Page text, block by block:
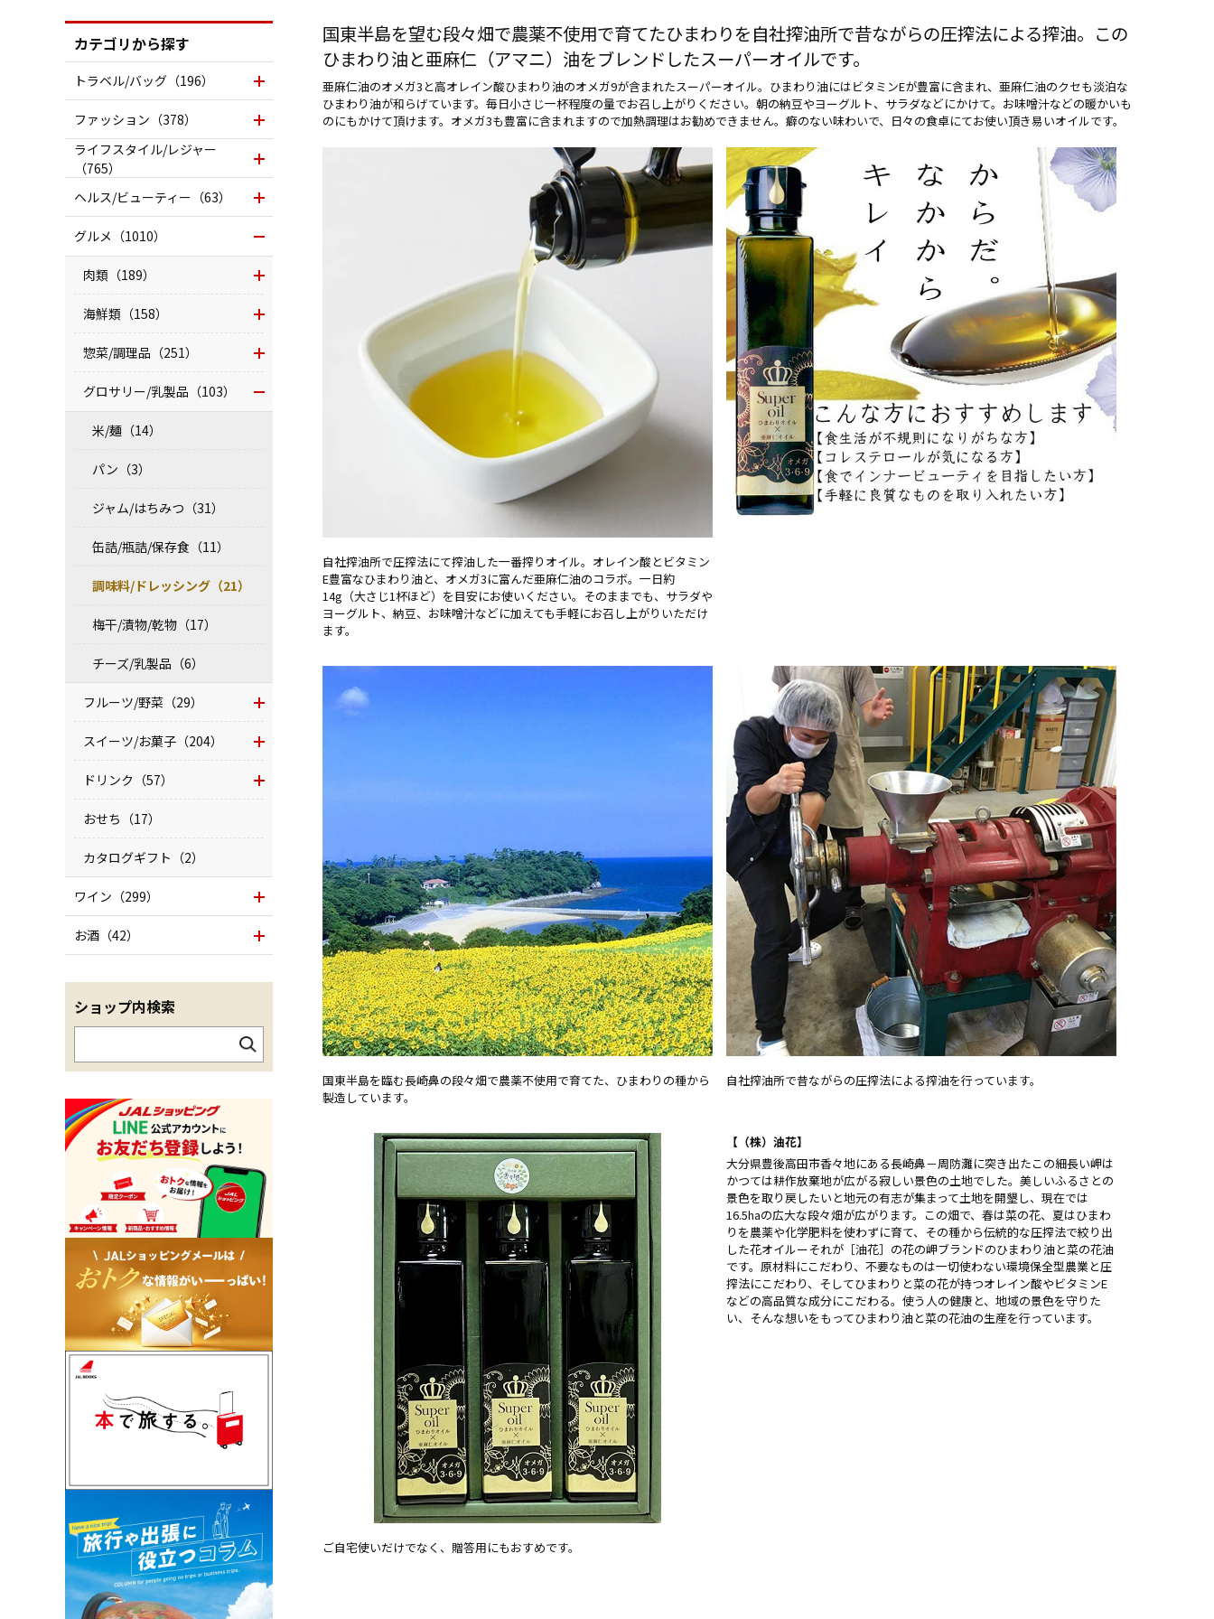
国東半島を望む段々畑で農薬不使用で育てたひまわりを自社搾油所で昔ながらの圧搾法による搾油。この
ひまわり油と亜麻仁（アマニ）油をブレンドしたスーパーオイルです。
亜麻仁油のオメガ3と高オレイン酸ひまわり油のオメガ9が含まれたスーパーオイル。ひまわり油にはビタミンEが豊富に含まれ、亜麻仁油のクセも淡泊な
ひまわり油が和らげています。毎日小さじ一杯程度の量でお召し上がりください。朝の納豆やヨーグルト、サラダなどにかけて。お味噌汁などの暖かいも
のにもかけて頂けます。オメガ3も豊富に含まれますので加熱調理はお勧めできません。癖のない味わいで、日々の食卓にてお使い頂き易いオイルです。
自社搾油所で圧搾法にて搾油した一番搾りオイル。オレイン酸とビタミン
E豊富なひまわり油と、オメガ3に富んだ亜麻仁油のコラボ。一日約
14g（大さじ1杯ほど）を目安にお使いください。そのままでも、サラダや
ヨーグルト、納豆、お味噌汁などに加えても手軽にお召し上がりいただけ
ます。
国東半島を臨む長崎鼻の段々畑で農薬不使用で育てた、ひまわりの種から
製造しています。
自社搾油所で昔ながらの圧搾法による搾油を行っています。
ご自宅使いだけでなく、贈答用にもおすめです。
【（株）油花】
大分県豊後高田市香々地にある長崎鼻－周防灘に突き出たこの細長い岬は
かつては耕作放棄地が広がる寂しい景色の土地でした。美しいふるさとの
景色を取り戻したいと地元の有志が集まって土地を開墾し、現在では
16.5haの広大な段々畑が広がります。この畑で、春は菜の花、夏はひまわ
りを農薬や化学肥料を使わずに育て、その種から伝統的な圧搾法で絞り出
した花オイルーそれが［油花］の花の岬ブランドのひまわり油と菜の花油
です。原材料にこだわり、不要なものは一切使わない環境保全型農業と圧
搾法にこだわり、そしてひまわりと菜の花が持つオレイン酸やビタミンE
などの高品質な成分にこだわる。使う人の健康と、地域の景色を守りた
い、そんな想いをもってひまわり油と菜の花油の生産を行っています。
カテゴリから探す
トラベル/バッグ（196）
ファッション（378）
ライフスタイル/レジャー
（765）
ヘルス/ビューティー（63）
グルメ（1010）
肉類（189）
海鮮類（158）
惣菜/調理品（251）
グロサリー/乳製品（103）
米/麺（14）
パン（3）
ジャム/はちみつ（31）
缶詰/瓶詰/保存食（11）
調味料/ドレッシング（21）
梅干/漬物/乾物（17）
チーズ/乳製品（6）
フルーツ/野菜（29）
スイーツ/お菓子（204）
ドリンク（57）
おせち（17）
カタログギフト（2）
ワイン（299）
お酒（42）
ショップ内検索